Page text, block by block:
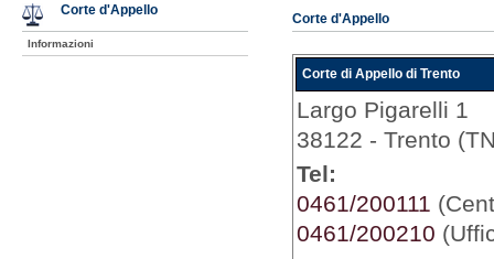
Corte d'Appello
Corte di Appello di Trento
Largo Pigarelli 1
38122 - Trento
Tel:
0461/200111
0461/200210
Corte d'Appello
Informazioni